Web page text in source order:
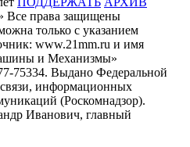
права защищены
только с указанием
www.21mm.ru и имя
и Механизмы»
75334. Выдано Федеральной
информационных
(Роскомнадзор).
Иванович, главный